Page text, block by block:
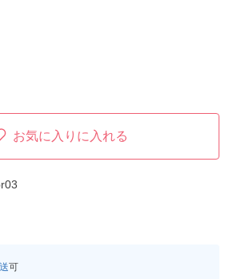
お気に入りに入れる
可